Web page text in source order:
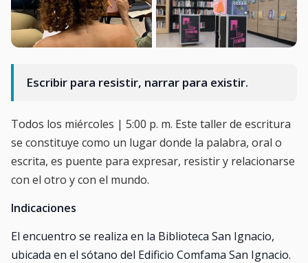
Escribir para resistir, narrar para existir.
Todos los miércoles | 5:00 p. m. Este taller de escritura
se constituye como un lugar donde la palabra, oral o
escrita, es puente para expresar, resistir y relacionarse
con el otro y con el mundo.
Indicaciones
El encuentro se realiza en la Biblioteca San Ignacio,
ubicada en el sótano del Edificio Comfama San Ignacio.